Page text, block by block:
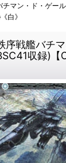
チマン・ド・ゲー
白》
序戦艦バチ
収録)